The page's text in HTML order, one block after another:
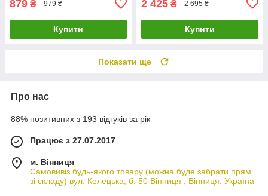
879 ₴ 979 ₴
Купити
2 425 ₴ 2 695 ₴
Купити
Показати ще
Про нас
88% позитивних з 193 відгуків за рік
Працює з 27.07.2017
м. Вінниця
Самовивіз будь-якого товару (можна буде забрати прям
зі складу) вул. Келецька, б. 50 Вінниця , Вінниця, Україна